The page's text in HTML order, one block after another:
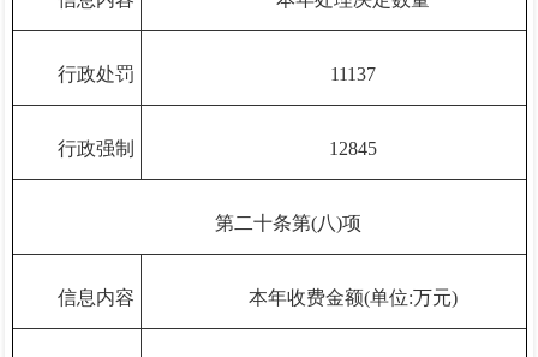
行政处罚 11137
行政强制 12845
第二十条第(八)项
信息内容 本年收费金额(单位:万元)